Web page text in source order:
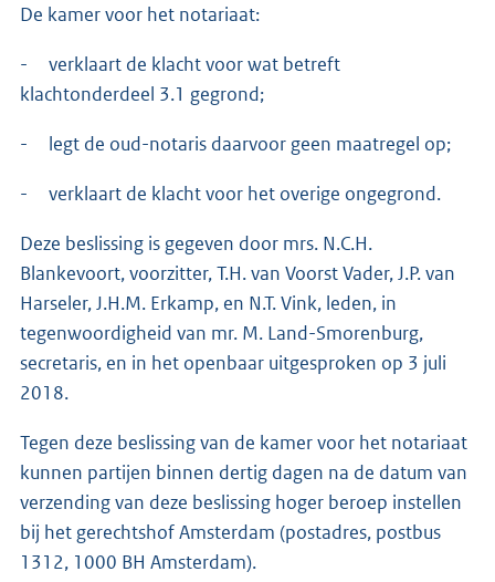
De kamer voor het notariaat:
- verklaart de klacht voor wat betreft
klachtonderdeel 3.1 gegrond;
- legt de oud-notaris daarvoor geen maatregel op;
- verklaart de klacht voor het overige ongegrond.
Deze beslissing is gegeven door mrs. N.C.H.
Blankevoort, voorzitter, T.H. van Voorst Vader, J.P. van
Harseler, J.H.M. Erkamp, en N.T. Vink, leden, in
tegenwoordigheid van mr. M. Land-Smorenburg,
secretaris, en in het openbaar uitgesproken op 3 juli
2018.
Tegen deze beslissing van de kamer voor het notariaat
kunnen partijen binnen dertig dagen na de datum van
verzending van deze beslissing hoger beroep instellen
bij het gerechtshof Amsterdam (postadres, postbus
1312, 1000 BH Amsterdam).